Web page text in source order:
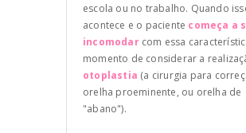
escola ou no trabalho. Quando
acontece e o paciente começa a
incomodarcom essa
momento de considerar a
otoplastia (a cirurgia para
orelha proeminente, ou orelha de
"abano").